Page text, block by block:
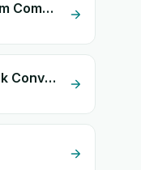
Big Delivery + Instagram Comment
Big Delivery + Facebook Conversion API (CAPI)